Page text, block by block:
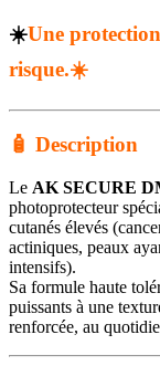
☀️Une
risque.☀️
🧴 Description
Le AK SECURE
photoprotecteur
cutanés élevés
actiniques, peaux
intensifs).
Sa formule haute
puissants à une
renforcée, au